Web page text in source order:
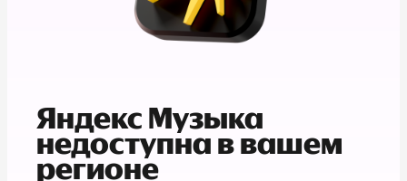
Яндекс Музыка
недоступна в вашем
регионе